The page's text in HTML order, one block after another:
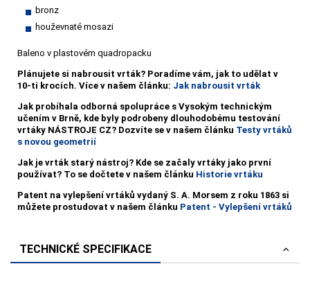
bronz
houževnaté mosazi
Baleno v plastovém quadropacku
Plánujete si nabrousit vrták? Poradíme vám, jak to udělat v
10-ti krocích. Více v našem článku: Jak nabrousit vrták
Jak probíhala odborná spolupráce s Vysokým technickým
učením v Brně, kde byly podrobeny dlouhodobému testování
vrtáky NÁSTROJE CZ? Dozvíte se v našem článku Testy vrtáků
s novou geometrií
Jak je vrták starý nástroj? Kde se začaly vrtáky jako první
používat? To se dočtete v našem článku Historie vrtáku
Patent na vylepšení vrtáků vydaný S. A. Morsem z roku 1863 si
můžete prostudovat v našem článku Patent - Vylepšení vrtáků
TECHNICKÉ SPECIFIKACE